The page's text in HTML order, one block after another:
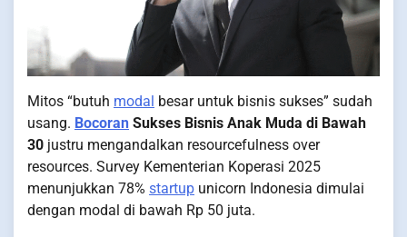
Mitos “butuh modal besar untuk bisnis sukses” sudah
usang. Bocoran Sukses Bisnis Anak Muda di Bawah
30 justru mengandalkan resourcefulness over
resources. Survey Kementerian Koperasi 2025
menunjukkan 78% startup unicorn Indonesia dimulai
dengan modal di bawah Rp 50 juta.